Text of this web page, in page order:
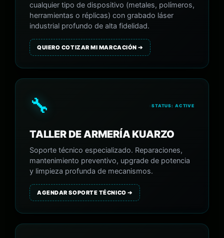
cualquier tipo de dispositivo (metales, polímeros,
herramientas o réplicas) con grabado láser
industrial profundo de alta fidelidad.
QUIERO COTIZAR MI MARCACIÓN ➔
🔧 STATUS: ACTIVE
TALLER DE ARMERÍA KUARZO
Soporte técnico especializado. Reparaciones,
mantenimiento preventivo, upgrade de potencia
y limpieza profunda de mecanismos.
AGENDAR SOPORTE TÉCNICO ➔